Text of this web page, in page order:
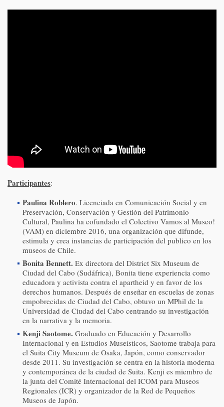
Participantes:
Paulina Roblero. Licenciada en Comunicación Social y en
Preservación, Conservación y Gestión del Patrimonio
Cultural, Paulina ha cofundado el Colectivo Vamos al Museo!
(VAM) en diciembre 2016, una organización que difunde,
estimula y crea instancias de participación del publico en los
museos de Chile.
Bonita Bennett. Ex directora del District Six Museum de
Ciudad del Cabo (Sudáfrica), Bonita tiene experiencia como
educadora y activista contra el apartheid y en favor de los
derechos humanos. Después de enseñar en escuelas de zonas
empobrecidas de Ciudad del Cabo, obtuvo un MPhil de la
Universidad de Ciudad del Cabo centrando su investigación
en la narrativa y la memoria.
Kenji Saotome. Graduado en Educación y Desarrollo
Internacional y en Estudios Museísticos, Saotome trabaja para
el Suita City Museum de Osaka, Japón, como conservador
desde 2011. Su investigación se centra en la historia moderna
y contemporánea de la ciudad de Suita. Kenji es miembro de
la junta del Comité Internacional del ICOM para Museos
Regionales (ICR) y organizador de la Red de Pequeños
Museos de Japón.